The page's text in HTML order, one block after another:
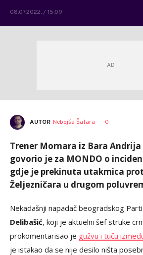
08.07.2022. / 15:09
AUTOR Nebojša Šatara 0
Trener Mornara iz Bara Andrija
govorio je za MONDO o
gdje je prekinuta utakmica
Željezničara u drugom
Nekadašnji napadač beogradskog
Delibašić, koji je aktuelni šef struke
prokomentarisao je gužvu i tuču
je istakao da se nije desilo ništa